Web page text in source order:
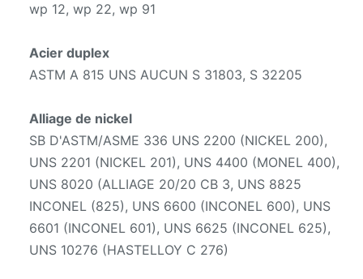
wp 12, wp 22, wp 91
Acier duplex
ASTM A 815 UNS AUCUN S 31803, S 32205
Alliage de nickel
SB D'ASTM/ASME 336 UNS 2200 (NICKEL 200),
UNS 2201 (NICKEL 201), UNS 4400 (MONEL 400),
UNS 8020 (ALLIAGE 20/20 CB 3, UNS 8825
INCONEL (825), UNS 6600 (INCONEL 600), UNS
6601 (INCONEL 601), UNS 6625 (INCONEL 625),
UNS 10276 (HASTELLOY C 276)